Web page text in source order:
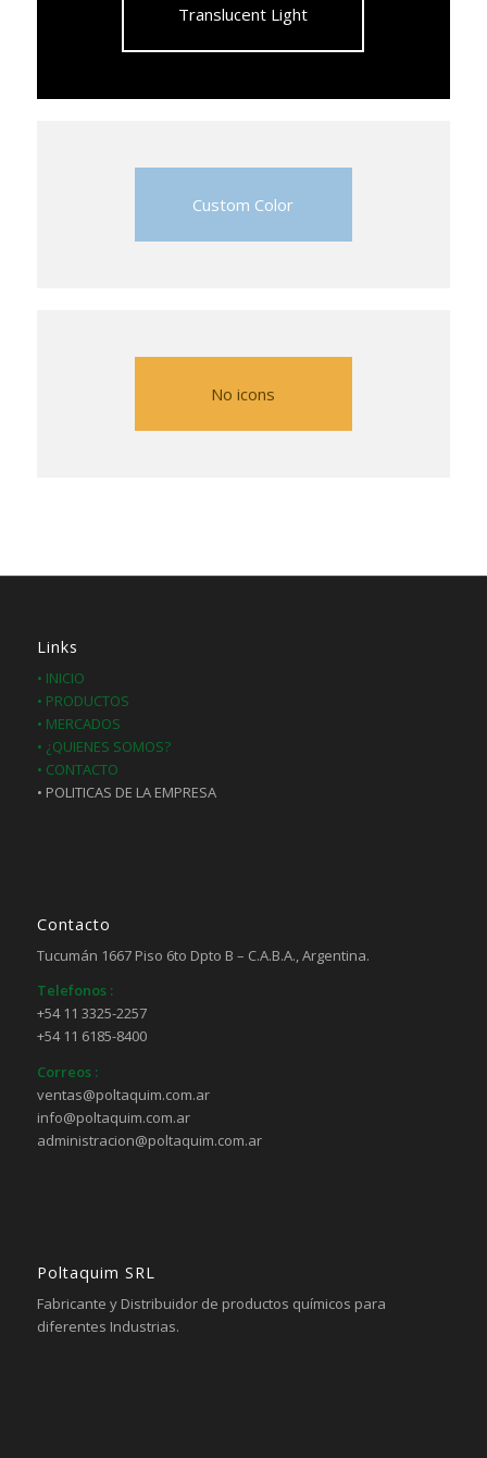
Translucent Light
Custom Color
No icons
Links
• INICIO
• PRODUCTOS
• MERCADOS
• ¿QUIENES SOMOS?
• CONTACTO
• POLITICAS DE LA EMPRESA
Contacto
Tucumán 1667 Piso 6to Dpto B – C.A.B.A., Argentina.
Telefonos :
+54 11 3325-2257
+54 11 6185-8400
Correos :
ventas@poltaquim.com.ar
info@poltaquim.com.ar
administracion@poltaquim.com.ar
Poltaquim SRL
Fabricante y Distribuidor de productos químicos para
diferentes Industrias.